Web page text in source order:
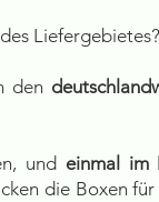
den
und einmal im
die Boxen